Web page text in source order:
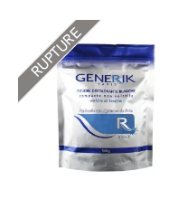
RUPTURE